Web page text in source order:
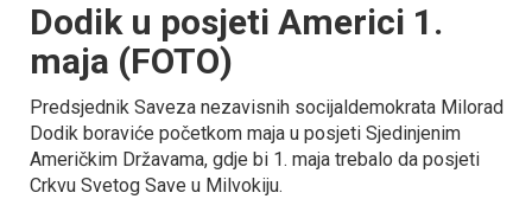
Dodik u posjeti Americi 1.
maja (FOTO)
Predsjednik Saveza nezavisnih socijaldemokrata Milorad
Dodik boraviće početkom maja u posjeti Sjedinjenim
Američkim Državama, gdje bi 1. maja trebalo da posjeti
Crkvu Svetog Save u Milvokiju.